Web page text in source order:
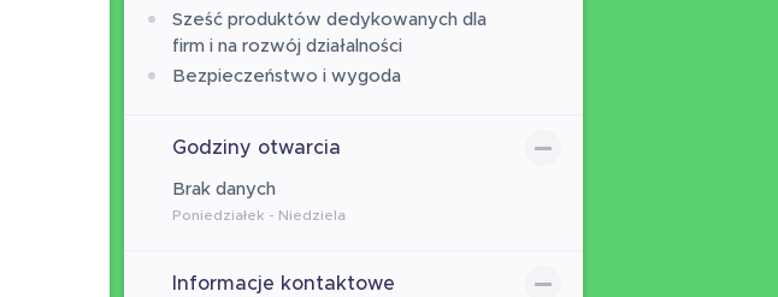
Sześć produktów dedykowanych dla
firm i na rozwój działalności
Bezpieczeństwo i wygoda
Godziny otwarcia
Brak danych
Poniedziałek - Niedziela
Informacje kontaktowe